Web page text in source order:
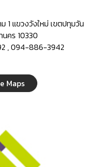
1 แขวงวังใหม่ เขตปทุมวัน
คร 10330
, 094-886-3942
Maps